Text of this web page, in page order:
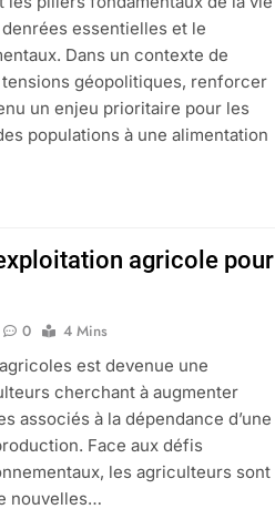
essentielles et le
Dans un contexte de
géopolitiques, renforcer
un enjeu prioritaire pour les
populations à une alimentation
agricole pour
0
4 Mins
est devenue une
cherchant à augmenter
associés à la dépendance d’une
Face aux défis
les agriculteurs sont
nouvelles…